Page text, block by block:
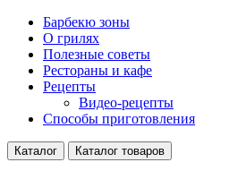
Барбекю зоны
О грилях
Полезные советы
Рестораны и кафе
Рецепты
Видео-рецепты
Способы приготовления
Каталог Каталог товаров